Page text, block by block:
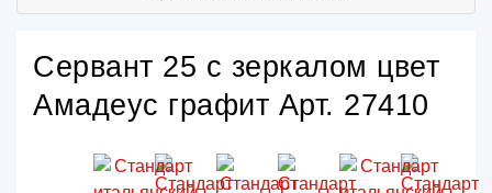
Сервант 25 с зеркалом цвет
Амадеус графит Арт. 27410